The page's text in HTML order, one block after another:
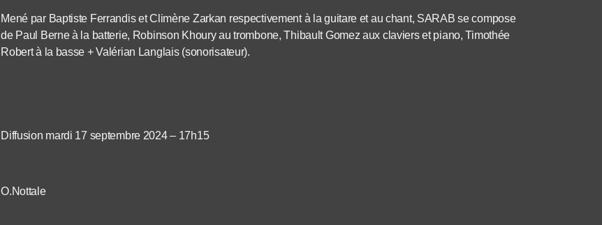
Mené par Baptiste Ferrandis et Climène Zarkan respectivement à la guitare et au chant, SARAB se compose
de Paul Berne à la batterie, Robinson Khoury au trombone, Thibault Gomez aux claviers et piano, Timothée
Robert à la basse + Valérian Langlais (sonorisateur).
Diffusion mardi 17 septembre 2024 – 17h15
O.Nottale